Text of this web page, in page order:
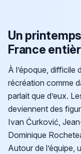
Un
France
À l’époque, difficile
récréation comme
parlait que d’eux.
deviennent des
Ivan Ćurković,
Dominique
Autour de l’équipe,